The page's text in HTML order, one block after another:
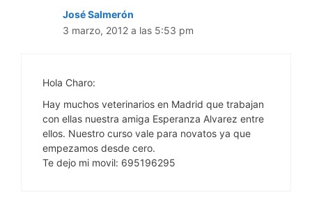
José Salmerón
3 marzo, 2012 a las 5:53 pm
Hola Charo:
Hay muchos veterinarios en Madrid que trabajan
con ellas nuestra amiga Esperanza Alvarez entre
ellos. Nuestro curso vale para novatos ya que
empezamos desde cero.
Te dejo mi movil: 695196295